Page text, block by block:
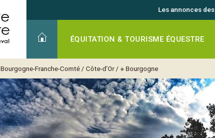
Les annonces
ÉQUITATION & TOURISME ÉQUESTRE
Bourgogne-Franche-Comté / Côte-d’Or/ ※ Bourgogne